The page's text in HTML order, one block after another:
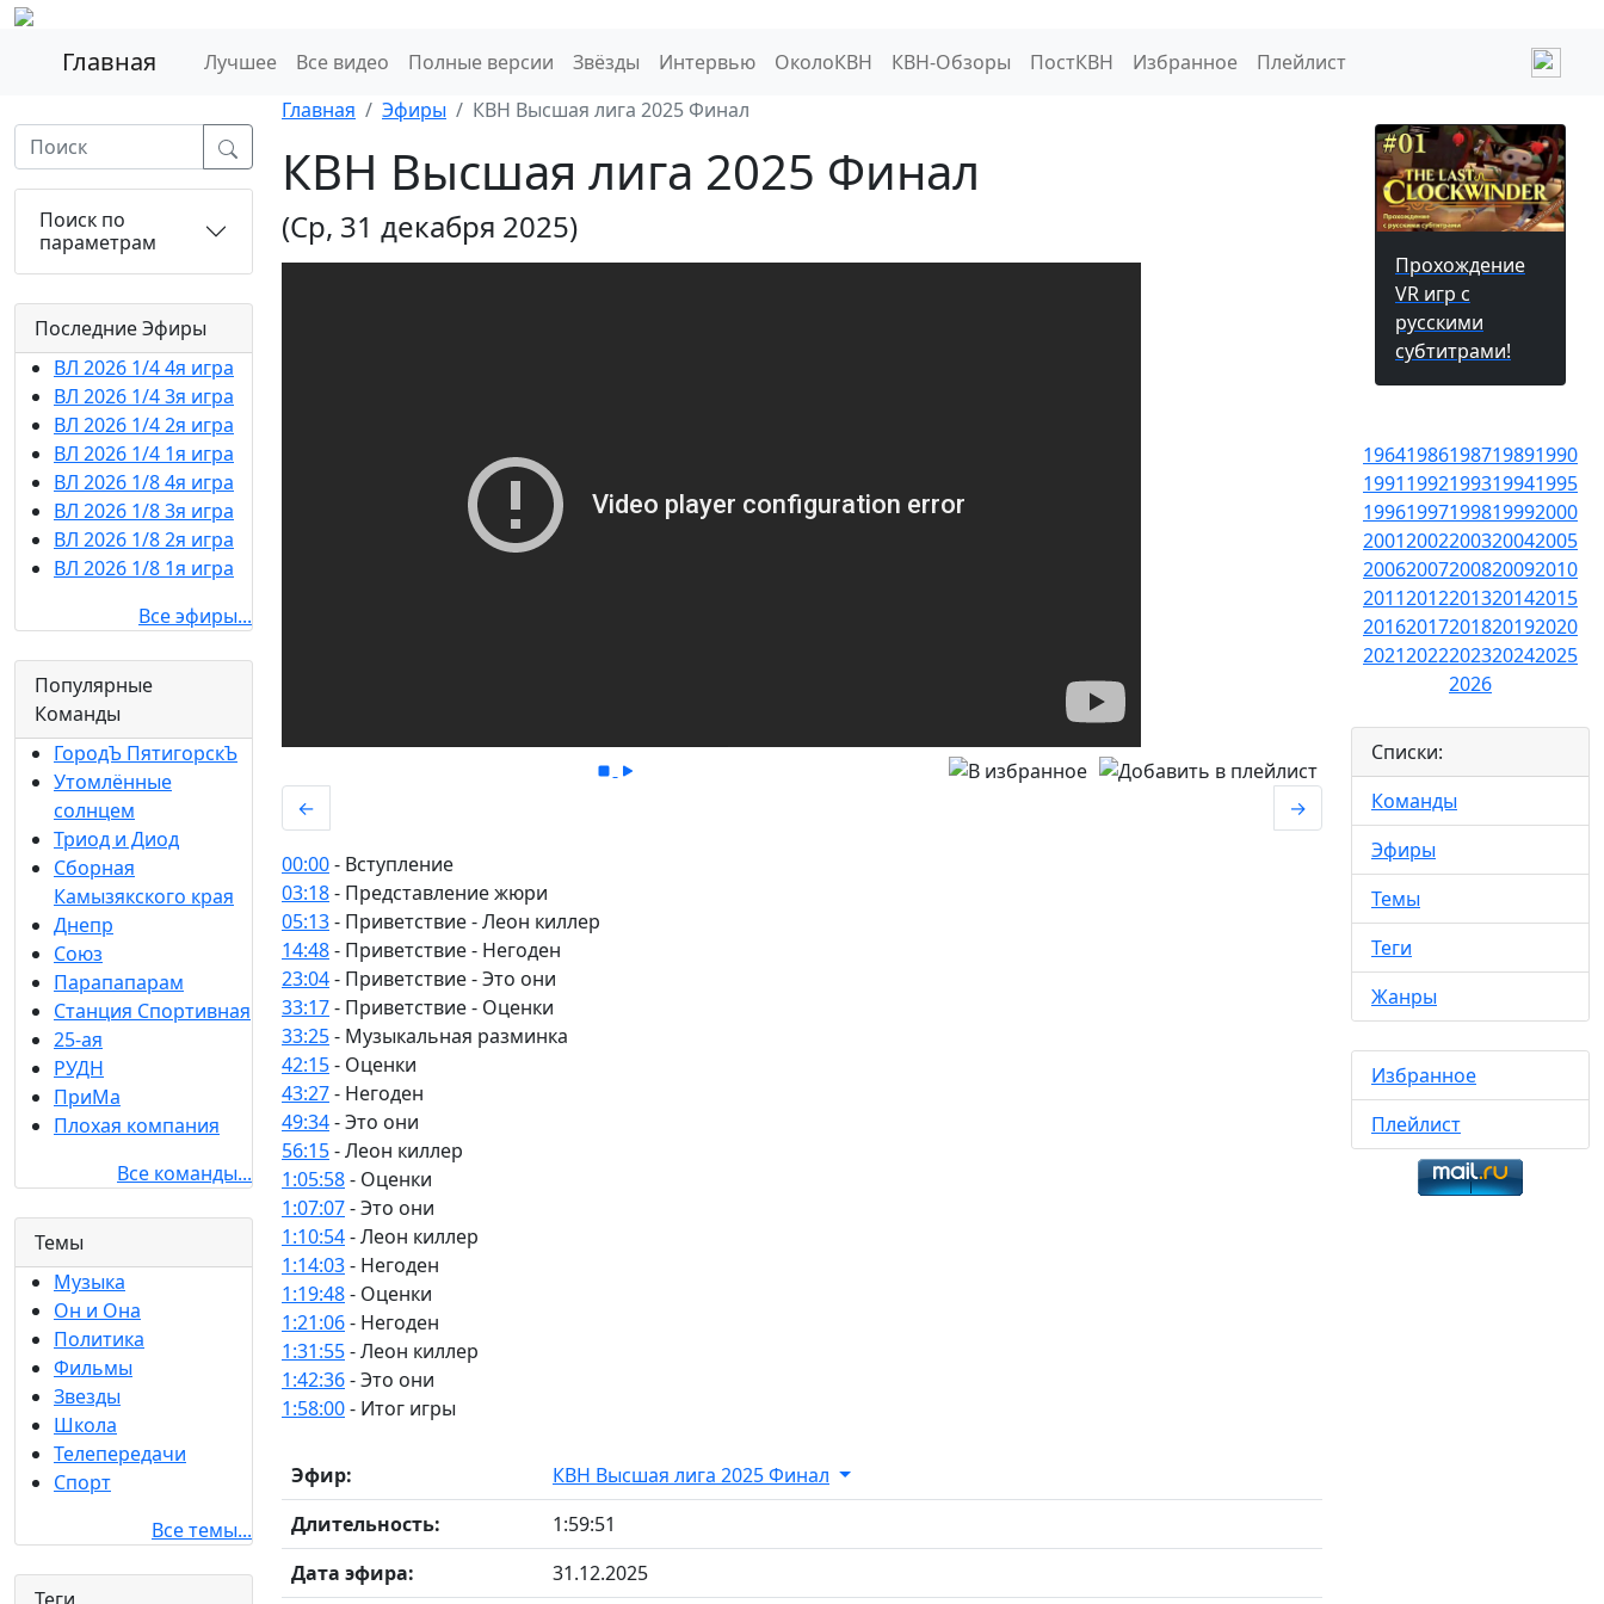
Главная Лучшее Все видео Полные версии Звёзды Интервью ОколоКВН КВН-Обзоры ПостКВН Избранное Плейлист
Поиск по
параметрам
Последние Эфиры
ВЛ 2026 1/4 4я игра
ВЛ 2026 1/4 3я игра
ВЛ 2026 1/4 2я игра
ВЛ 2026 1/4 1я игра
ВЛ 2026 1/8 4я игра
ВЛ 2026 1/8 3я игра
ВЛ 2026 1/8 2я игра
ВЛ 2026 1/8 1я игра
Все эфиры...
Популярные
Команды
ГородЪ ПятигорскЪ
Утомлённые
солнцем
Триод и Диод
Сборная
Камызякского края
Днепр
Союз
Парапапарам
Станция Спортивная
25-ая
РУДН
ПриМа
Плохая компания
Все команды...
Темы
Музыка
Он и Она
Политика
Фильмы
Звезды
Школа
Телепередачи
Спорт
Все темы...
Главная Эфиры КВН Высшая лига 2025 Финал
КВН Высшая лига 2025 Финал
(Ср, 31 декабря 2025)
← →
00:00- Вступление
03:18- Представление жюри
05:13- Приветствие - Леон киллер
14:48- Приветствие - Негоден
23:04- Приветствие - Это они
33:17- Приветствие - Оценки
33:25- Музыкальная разминка
42:15- Оценки
43:27- Негоден
49:34- Это они
56:15- Леон киллер
1:05:58- Оценки
1:07:07- Это они
1:10:54- Леон киллер
1:14:03- Негоден
1:19:48- Оценки
1:21:06- Негоден
1:31:55- Леон киллер
1:42:36- Это они
1:58:00- Итог игры
Эфир:
КВН Высшая лига 2025 Финал
Длительность:
1:59:51
Дата эфира:
31.12.2025
Прохождение
VR игр с
русскими
субтитрами!
19641986198719891990
19911992199319941995
19961997199819992000
20012002200320042005
20062007200820092010
20112012201320142015
20162017201820192020
20212022202320242025
2026
Списки:
Команды
Эфиры
Темы
Теги
Жанры
Избранное
Плейлист